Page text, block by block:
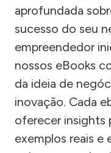
aprofundada
sucesso do seu
empreendedor
nossos eBooks
da ideia de
inovação. Cada
oferecer insights
exemplos reais e